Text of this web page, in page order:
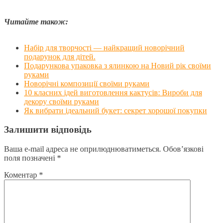
Читайте також:
Набір для творчості — найкращий новорічний
подарунок для дітей.
Подарункова упаковка з ялинкою на Новий рік своїми
руками
Новорічні композиції своїми руками
10 класних ідей виготовлення кактусів: Вироби для
декору своїми руками
Як вибрати ідеальний букет: секрет хорошої покупки
Залишити відповідь
Ваша e-mail адреса не оприлюднюватиметься. Обов’язкові
поля позначені *
Коментар *